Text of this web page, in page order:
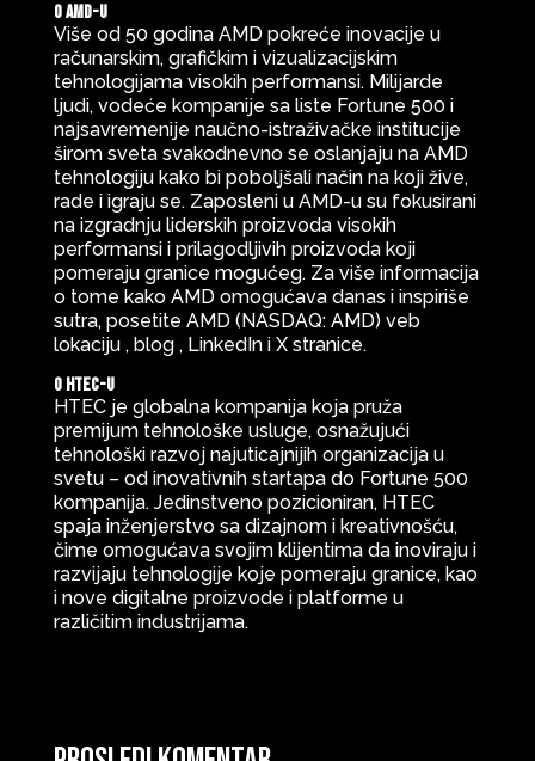
O AMD-u
Više od 50 godina AMD pokreće inovacije u
računarskim, grafičkim i vizualizacijskim
tehnologijama visokih performansi. Milijarde
ljudi, vodeće kompanije sa liste Fortune 500 i
najsavremenije naučno-istraživačke institucije
širom sveta svakodnevno se oslanjaju na AMD
tehnologiju kako bi poboljšali način na koji žive,
rade i igraju se. Zaposleni u AMD-u su fokusirani
na izgradnju liderskih proizvoda visokih
performansi i prilagodljivih proizvoda koji
pomeraju granice mogućeg. Za više informacija
o tome kako AMD omogućava danas i inspiriše
sutra, posetite AMD (NASDAQ: AMD) veb
lokaciju , blog , LinkedIn i X stranice.
O HTEC-u
HTEC je globalna kompanija koja pruža
premijum tehnološke usluge, osnažujući
tehnološki razvoj najuticajnijih organizacija u
svetu – od inovativnih startapa do Fortune 500
kompanija. Jedinstveno pozicioniran, HTEC
spaja inženjerstvo sa dizajnom i kreativnošću,
čime omogućava svojim klijentima da inoviraju i
razvijaju tehnologije koje pomeraju granice, kao
i nove digitalne proizvode i platforme u
različitim industrijama.